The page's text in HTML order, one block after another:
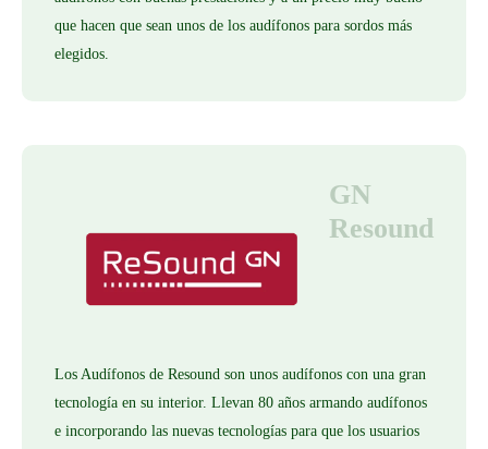
que hacen que sean unos de los audífonos para sordos más
elegidos.
GN
Resound
Los Audífonos de Resound son unos audífonos con una gran
tecnología en su interior. Llevan 80 años armando audífonos
e incorporando las nuevas tecnologías para que los usuarios